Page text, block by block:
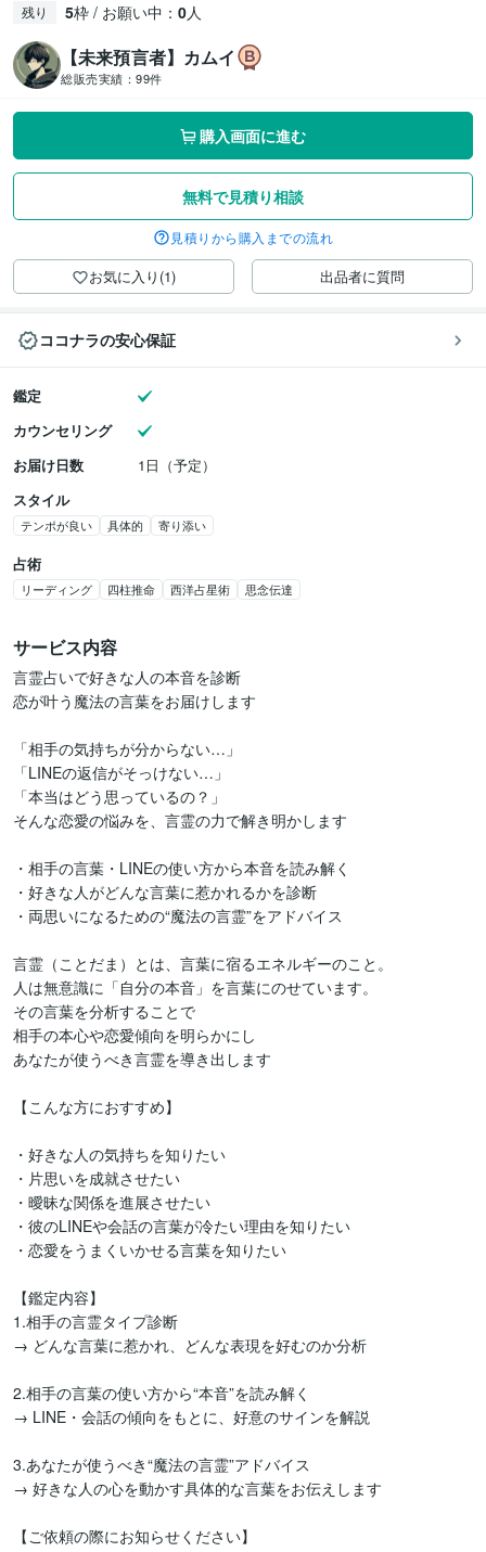
残り 5枠 / お願い中： 0人
【未来預言者】カムイ
総販売実績： 99件
購入画面に進む
無料で見積り相談
見積りから購入までの流れ
お気に入り(1) 出品者に質問
ココナラの安心保証
鑑定
カウンセリング
お届け日数
1日（予定）
スタイル
テンポが良い 具体的 寄り添い
占術
リーディング 四柱推命 西洋占星術 思念伝達
サービス内容
言霊占いで好きな人の本音を診断
恋が叶う魔法の言葉をお届けします
「相手の気持ちが分からない…」
「LINEの返信がそっけない…」
「本当はどう思っているの？」
そんな恋愛の悩みを、言霊の力で解き明かします
・相手の言葉・LINEの使い方から本音を読み解く
・好きな人がどんな言葉に惹かれるかを診断
・両思いになるための“魔法の言霊”をアドバイス
言霊（ことだま）とは、言葉に宿るエネルギーのこと。
人は無意識に「自分の本音」を言葉にのせています。
その言葉を分析することで
相手の本心や恋愛傾向を明らかにし
あなたが使うべき言霊を導き出します
【こんな方におすすめ】
・好きな人の気持ちを知りたい
・片思いを成就させたい
・曖昧な関係を進展させたい
・彼のLINEや会話の言葉が冷たい理由を知りたい
・恋愛をうまくいかせる言葉を知りたい
【鑑定内容】
1.相手の言霊タイプ診断
→ どんな言葉に惹かれ、どんな表現を好むのか分析
2.相手の言葉の使い方から“本音”を読み解く
→ LINE・会話の傾向をもとに、好意のサインを解説
3.あなたが使うべき“魔法の言霊”アドバイス
→ 好きな人の心を動かす具体的な言葉をお伝えします
【ご依頼の際にお知らせください】